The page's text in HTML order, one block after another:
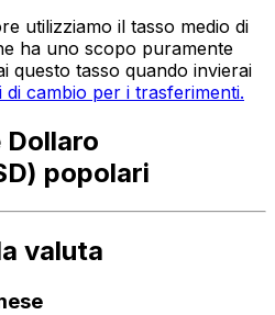
utilizziamo il tasso medio di
ha uno scopo puramente
questo tasso quando invierai
di cambio per i trasferimenti.
popolari
valuta